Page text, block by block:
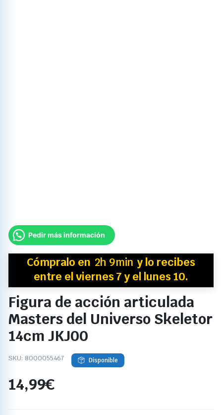
Pedir más información
Cómpralo en 2h 9min y lo recibes
entre el viernes 7 y el lunes 10.
Figura de acción articulada
Masters del Universo Skeletor
14cm JKJ00
SKU: 8000055467 Disponible
14,99€